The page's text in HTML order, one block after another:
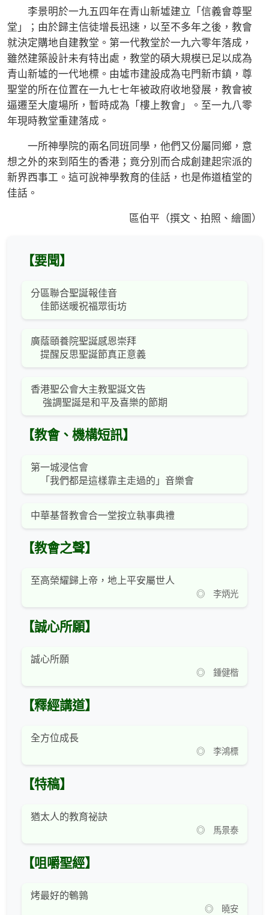
李景明於一九五四年在青山新墟建立「信義會尊聖
堂」；由於歸主信徒增長迅速，以至不多年之後，教會
就決定購地自建教堂。第一代教堂於一九六零年落成，
雖然建築設計未有特出處，教堂的碩大規模已足以成為
青山新墟的一代地標。由墟市建設成為屯門新市鎮，尊
聖堂的所在位置在一九七七年被政府收地發展，教會被
逼遷至大廈場所，暫時成為「樓上教會」。至一九八零
年現時教堂重建落成。
一所神學院的兩名同班同學，他們又份屬同鄉，意
想之外的來到陌生的香港；竟分別而合成創建起宗派的
新界西事工。這可說神學教育的佳話，也是佈道植堂的
佳話。
區伯平（撰文、拍照、繪圖）
【要聞】
分區聯合聖誕報佳音
佳節送暖祝福眾街坊
廣蔭頤養院聖誕感恩崇拜
提醒反思聖誕節真正意義
香港聖公會大主教聖誕文告
強調聖誕是和平及喜樂的節期
【教會、機構短訊】
第一城浸信會
「我們都是這樣靠主走過的」音樂會
中華基督教會合一堂按立執事典禮
【教會之聲】
至高榮耀歸上帝，地上平安屬世人
◎ 李炳光
【誠心所願】
誠心所願
◎ 鍾健楷
【釋經講道】
全方位成長
◎ 李鴻標
【特稿】
猶太人的教育祕訣
◎ 馬景泰
【咀嚼聖經】
烤最好的鵪鶉
◎ 曉安